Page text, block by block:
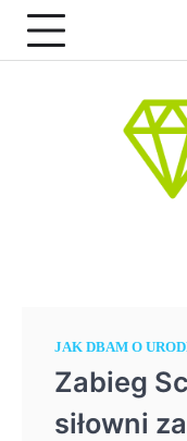
Skip
content
JAK DBAM O
Zabieg
siłowni